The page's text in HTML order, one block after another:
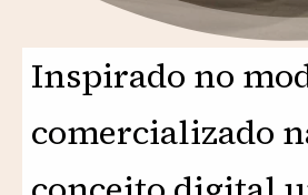
Inspirado no
comercializado
Inspirado no
comercializado